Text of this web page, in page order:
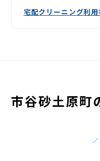
宅配クリーニング利
市谷砂土原町